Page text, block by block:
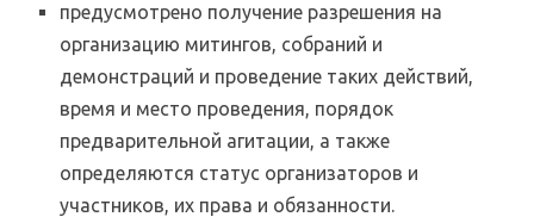
предусмотрено получение разрешения на
организацию митингов, собраний и
демонстраций и проведение таких действий,
время и место проведения, порядок
предварительной агитации, а также
определяются статус организаторов и
участников, их права и обязанности.